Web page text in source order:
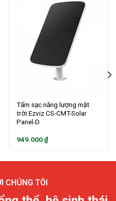
Tấm sạc năng lượng mặt
trời Ezviz CS-CMT-Solar
Panel-D
949.000₫
CHÚNG TÔI